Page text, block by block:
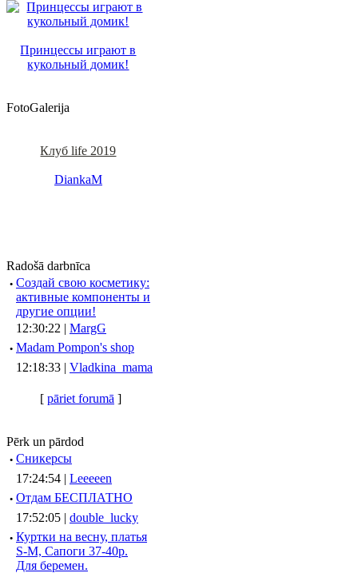
Принцессы играют в
кукольный домик!
FotoGalerija
Клуб life 2019
DiankaM
Radošā darbnīca
· Создай свою косметику:
активные компоненты и
другие опции!
12:30:22 | MargG
· Madam Pompon's shop
12:18:33 | Vladkina_mama
[ pāriet forumā ]
Pērk un pārdod
· Сникерсы
17:24:54 | Leeeeen
· Отдам БЕСПЛАТНО
17:52:05 | double_lucky
· Куртки на весну, платья
S-M, Сапоги 37-40р.
Для беремен.